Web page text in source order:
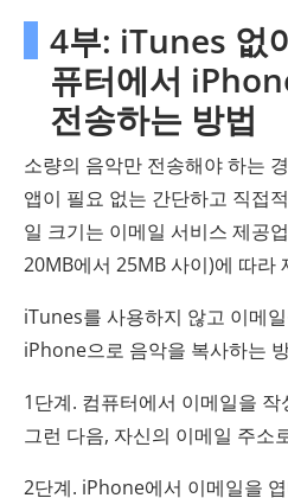
4부: iTunes 없
퓨터에서
전송하는 방법
소량의 음악만 전송해야 하는
앱이 필요 없는 간단하고 직접
일 크기는 이메일 서비스 제공
20MB에서 25MB 사이)에 따라
iTunes를 사용하지 않고 이메
iPhone으로 음악을 복사하는
1단계. 컴퓨터에서 이메일을
그런 다음, 자신의 이메일 주소
2단계. iPhone에서 이메일을